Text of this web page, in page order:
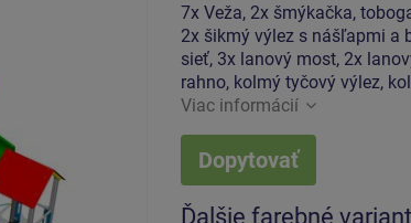
7x Veža, 2x šmýkačka,
2x šikmý výlez s nášľapmi a
sieť, 3x lanový most, 2x
rahno, kolmý tyčový výlez,
Viac informácií
Dopytovať
Ďalšie farebné